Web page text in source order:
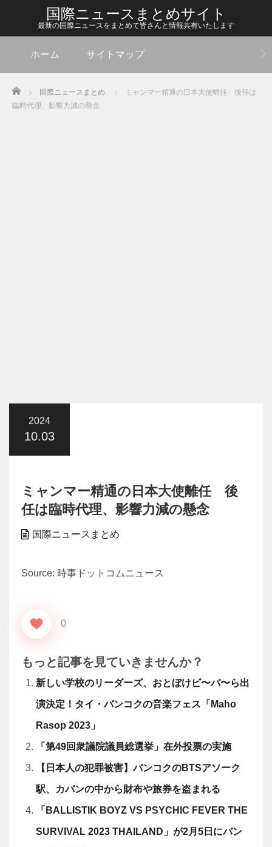
国際ニュースまとめサイト
最新の国際ニュースをまとめて皆さんと情報共有いたします
ホーム サイトマップ
Home 国際ニュースまとめ
ミャンマー精通の日本大使離任 後任は
臨時代理、影響力減の懸念
2024
10.03
ミャンマー精通の日本大使離任 後
任は臨時代理、影響力減の懸念
国際ニュースまとめ
Source: 時事ドットコムニュース
0
もっと記事を見ていきませんか？
新しい学校のリーダーズ、おとぼけビ〜バ〜ら出
演決定！タイ・バンコクの音楽フェス「Maho
Rasop 2023」
「第49回衆議院議員総選挙」在外投票の実施
【日本人の犯罪被害】バンコクのBTSアソーク
駅、カバンの中から財布や旅券を盗まれる
「BALLISTIK BOYZ VS PSYCHIC FEVER THE
SURVIVAL 2023 THAILAND」が2月5日にバン